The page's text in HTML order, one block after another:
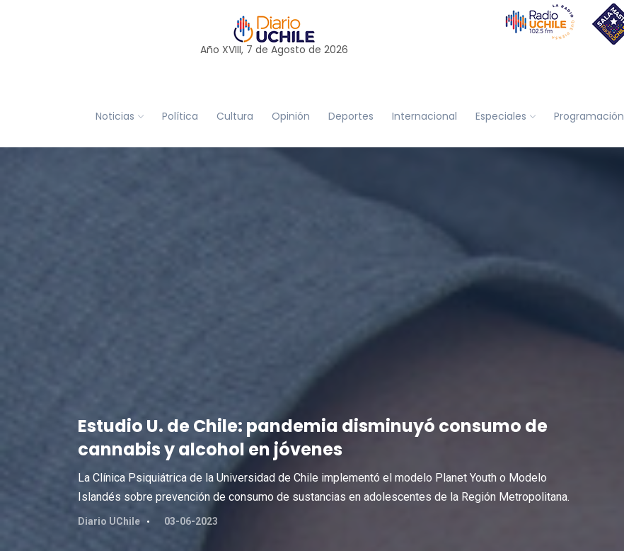
Año XVIII, 7 de Agosto de 2026
Noticias Política Cultura Opinión Deportes Internacional Especiales Programación
Estudio U. de Chile: pandemia disminuyó consumo de
cannabis y alcohol en jóvenes
La Clínica Psiquiátrica de la Universidad de Chile implementó el modelo Planet Youth o Modelo
Islandés sobre prevención de consumo de sustancias en adolescentes de la Región Metropolitana.
Diario UChile 03-06-2023